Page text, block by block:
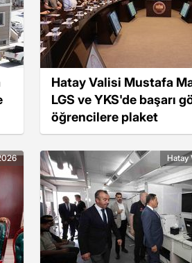
Hatay Valisi Mustafa
LGS ve YKS'de başarı
öğrencilere plaket
Hatay